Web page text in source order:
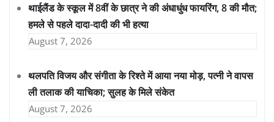
थाईलैंड के स्कूल में 8वीं के छात्र ने की अंधाधुंध फायरिंग, 8 की मौत;
हमले से पहले दादा-दादी की भी हत्या
August 7, 2026
थलपति विजय और संगीता के रिश्ते में आया नया मोड़, पत्नी ने वापस
ली तलाक की याचिका; सुलह के मिले संकेत
August 7, 2026